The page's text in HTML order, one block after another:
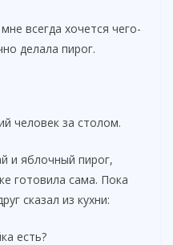
всегда хочется чего-
делала пирог.
человек за столом.
и яблочный пирог,
готовила сама. Пока
сказал из кухни:
есть?